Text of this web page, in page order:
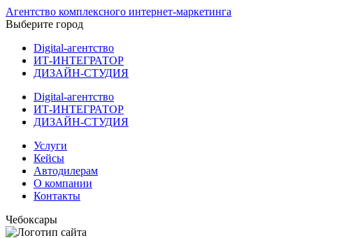
Агентство комплексного интернет-маркетинга
Выберите город
Digital-агентство
ИТ-ИНТЕГРАТОР
ДИЗАЙН-СТУДИЯ
Digital-агентство
ИТ-ИНТЕГРАТОР
ДИЗАЙН-СТУДИЯ
Услуги
Кейсы
Автодилерам
О компании
Контакты
Чебоксары